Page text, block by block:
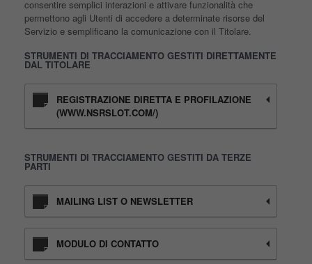
consentire semplici interazioni e attivare funzionalità che
permettono agli Utenti di accedere a determinate risorse del
Servizio e semplificano la comunicazione con il Titolare.
STRUMENTI DI TRACCIAMENTO GESTITI DIRETTAMENTE
DAL TITOLARE
REGISTRAZIONE DIRETTA E PROFILAZIONE
(WWW.NSRSLOT.COM/)
STRUMENTI DI TRACCIAMENTO GESTITI DA TERZE
PARTI
MAILING LIST O NEWSLETTER
MODULO DI CONTATTO